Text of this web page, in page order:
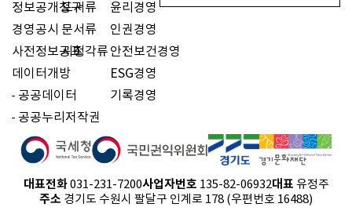
대표전화 031-231-7200사업자번호 135-82-06932대표 유정주
주소 경기도 수원시 팔달구 인계로 178 (우편번호 16488)
정보공개청구
경영공시
사전정보공표
데이터개방
공공데이터
공공누리저작권
도서류
문서류
시청각류
윤리경영
인권경영
안전보건경영
ESG경영
기록경영